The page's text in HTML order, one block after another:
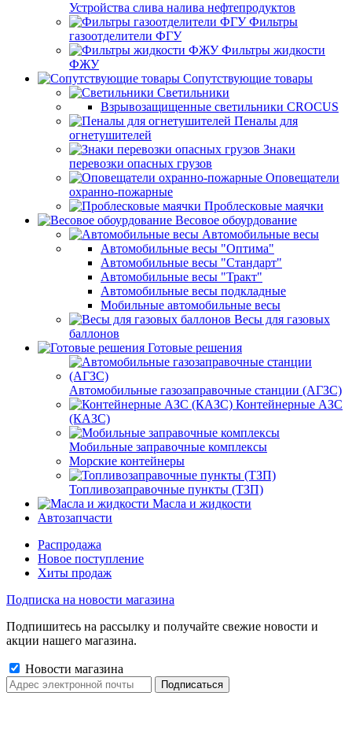
Устройства слива налива нефтепродуктов
Фильтры
газоотделители ФГУ
Фильтры жидкости
ФЖУ
Сопутствующие товары
Светильники
Взрывозащищенные светильники CROCUS
Пеналы для
огнетушителей
Знаки
перевозки опасных грузов
Оповещатели
охранно-пожарные
Проблесковые маячки
Весовое обоурдование
Автомобильные весы
Автомобильные весы "Оптима"
Автомобильные весы "Стандарт"
Автомобильные весы "Тракт"
Автомобильные весы подкладные
Мобильные автомобильные весы
Весы для газовых
баллонов
Готовые решения
Автомобильные газозаправочные станции (АГЗС)
Контейнерные АЗС
(КАЗС)
Мобильные заправочные комплексы
Морские контейнеры
Топливозаправочные пункты (ТЗП)
Масла и жидкости
Автозапчасти
Распродажа
Новое поступление
Хиты продаж
Подписка на новости магазина
Подпишитесь на рассылку и получайте свежие новости и
акции нашего магазина.
Новости магазина